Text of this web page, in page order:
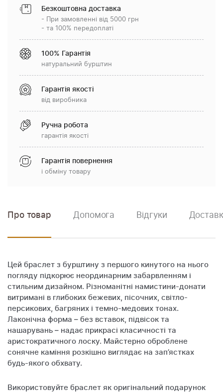
Безкоштовна доставка
- При замовленні від 5000 грн
- та 100% передоплаті
100% Гарантія
натуральний бурштин
Гарантія якості
від виробника
Ручна робота
гарантія якості
Гарантія повернення
і обміну товару
Про товар Допомога Відгуки
Цей браслет з бурштину з першого кинутого на нього
погляду підкорює неординарним забарвленням і
стильним дизайном. Різноманітні намистини-донати
витримані в глибоких бежевих, пісочних, світло-
персикових, багряних і темно-медових тонах.
Лаконічна форма – без вставок, підвісок та
нашарувань – надає прикрасі класичності та
аристократичного лоску. Майстерно оброблене
сонячне каміння розкішно виглядає на зап’ястках
будь-якого обхвату.
Використовуйте браслет як оригінальний подарунок